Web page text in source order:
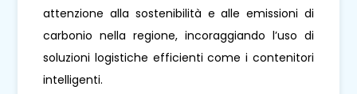
attenzione alla sostenibilità e alle emissioni di
carbonio nella regione, incoraggiando l’uso di
soluzioni logistiche efficienti come i contenitori
intelligenti.